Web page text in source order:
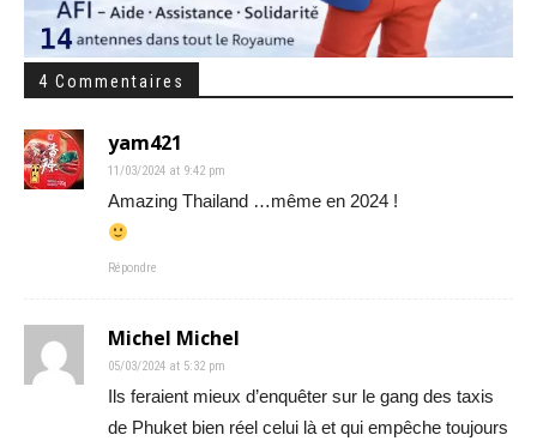
4 Commentaires
yam421
11/03/2024 at 9:42 pm
Amazing Thailand …même en 2024 !
Répondre
Michel Michel
05/03/2024 at 5:32 pm
Ils feraient mieux d’enquêter sur le gang des taxis
de Phuket bien réel celui là et qui empêche toujours